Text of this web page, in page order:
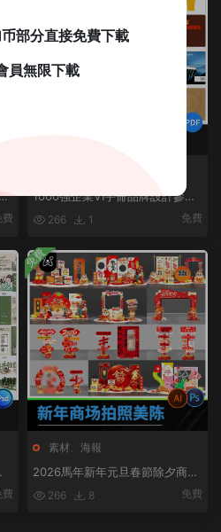
費
1000強企業VI手冊品牌設計參考
高端矢量AI/PDF知名大廠源文件
266 1 免費
費
素材 海報
2026馬年新年元旦春節除夕商場
活動美陳設計拍照框PSD模闆AI
266 8 免費
免費
部分直接免費下載
員無限下載